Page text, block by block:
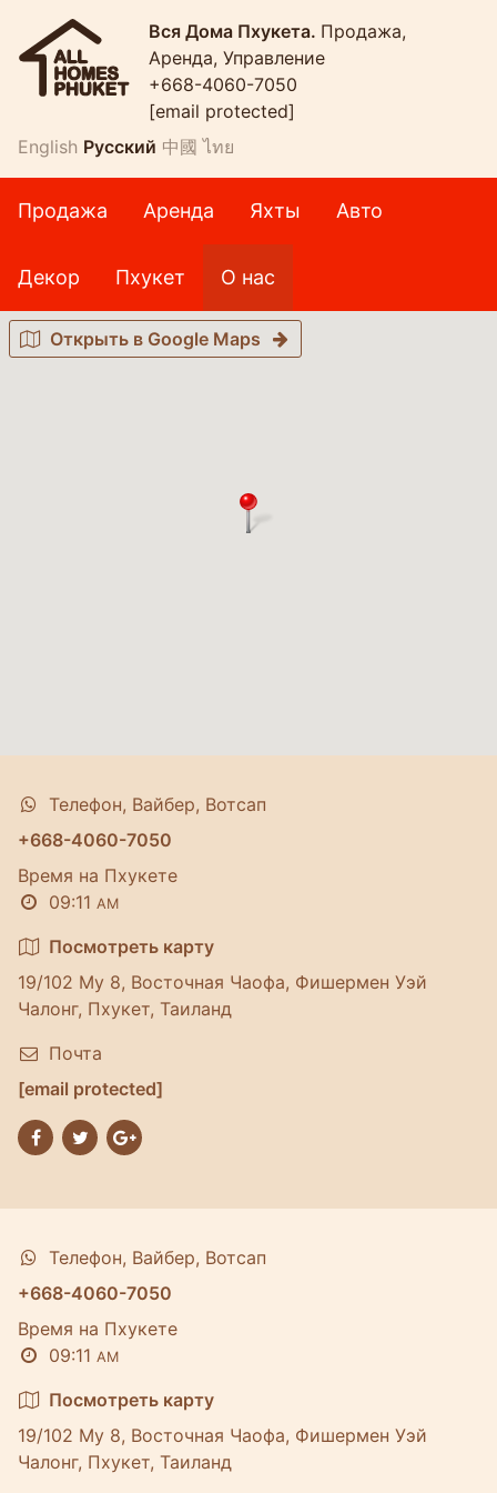
Вся Дома Пхукета. Продажа,
Аренда, Управление
+668-4060-7050
[email protected]
English Русский 中國 ไทย
Продажа Аренда Яхты Авто
Декор Пхукет О нас
Открыть в Google Maps
Телефон, Вайбер, Вотсап
+668-4060-7050
Время на Пхукете
09:11 AM
Посмотреть карту
19/102 Му 8, Восточная Чаофа, Фишермен Уэй
Чалонг, Пхукет, Таиланд
Почта
[email protected]
Телефон, Вайбер, Вотсап
+668-4060-7050
Время на Пхукете
09:11 AM
Посмотреть карту
19/102 Му 8, Восточная Чаофа, Фишермен Уэй
Чалонг, Пхукет, Таиланд